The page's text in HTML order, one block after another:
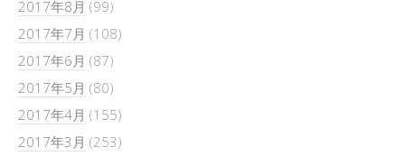
2017年8月 (99)
2017年7月 (108)
2017年6月 (87)
2017年5月 (80)
2017年4月 (155)
2017年3月 (253)